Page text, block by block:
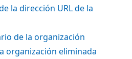
la dirección URL de la
de la organización
organización eliminada